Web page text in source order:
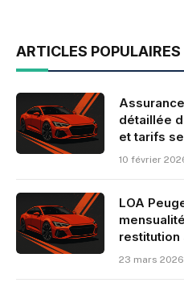
ARTICLES POPULAIRES
détaillée
et tarifs
10 février
LOA
restitution
23 mars 2026